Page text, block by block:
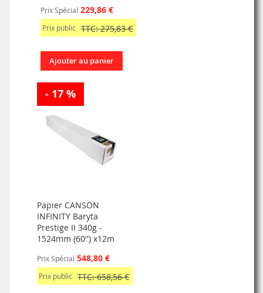
Prix Spécial 229,86 €
Prix public TTC: 275,83 €
Ajouter au panier
- 17 %
Papier CANSON
INFINITY Baryta
Prestige II 340g -
1524mm (60'') x12m
Prix Spécial 548,80 €
Prix public TTC: 658,56 €